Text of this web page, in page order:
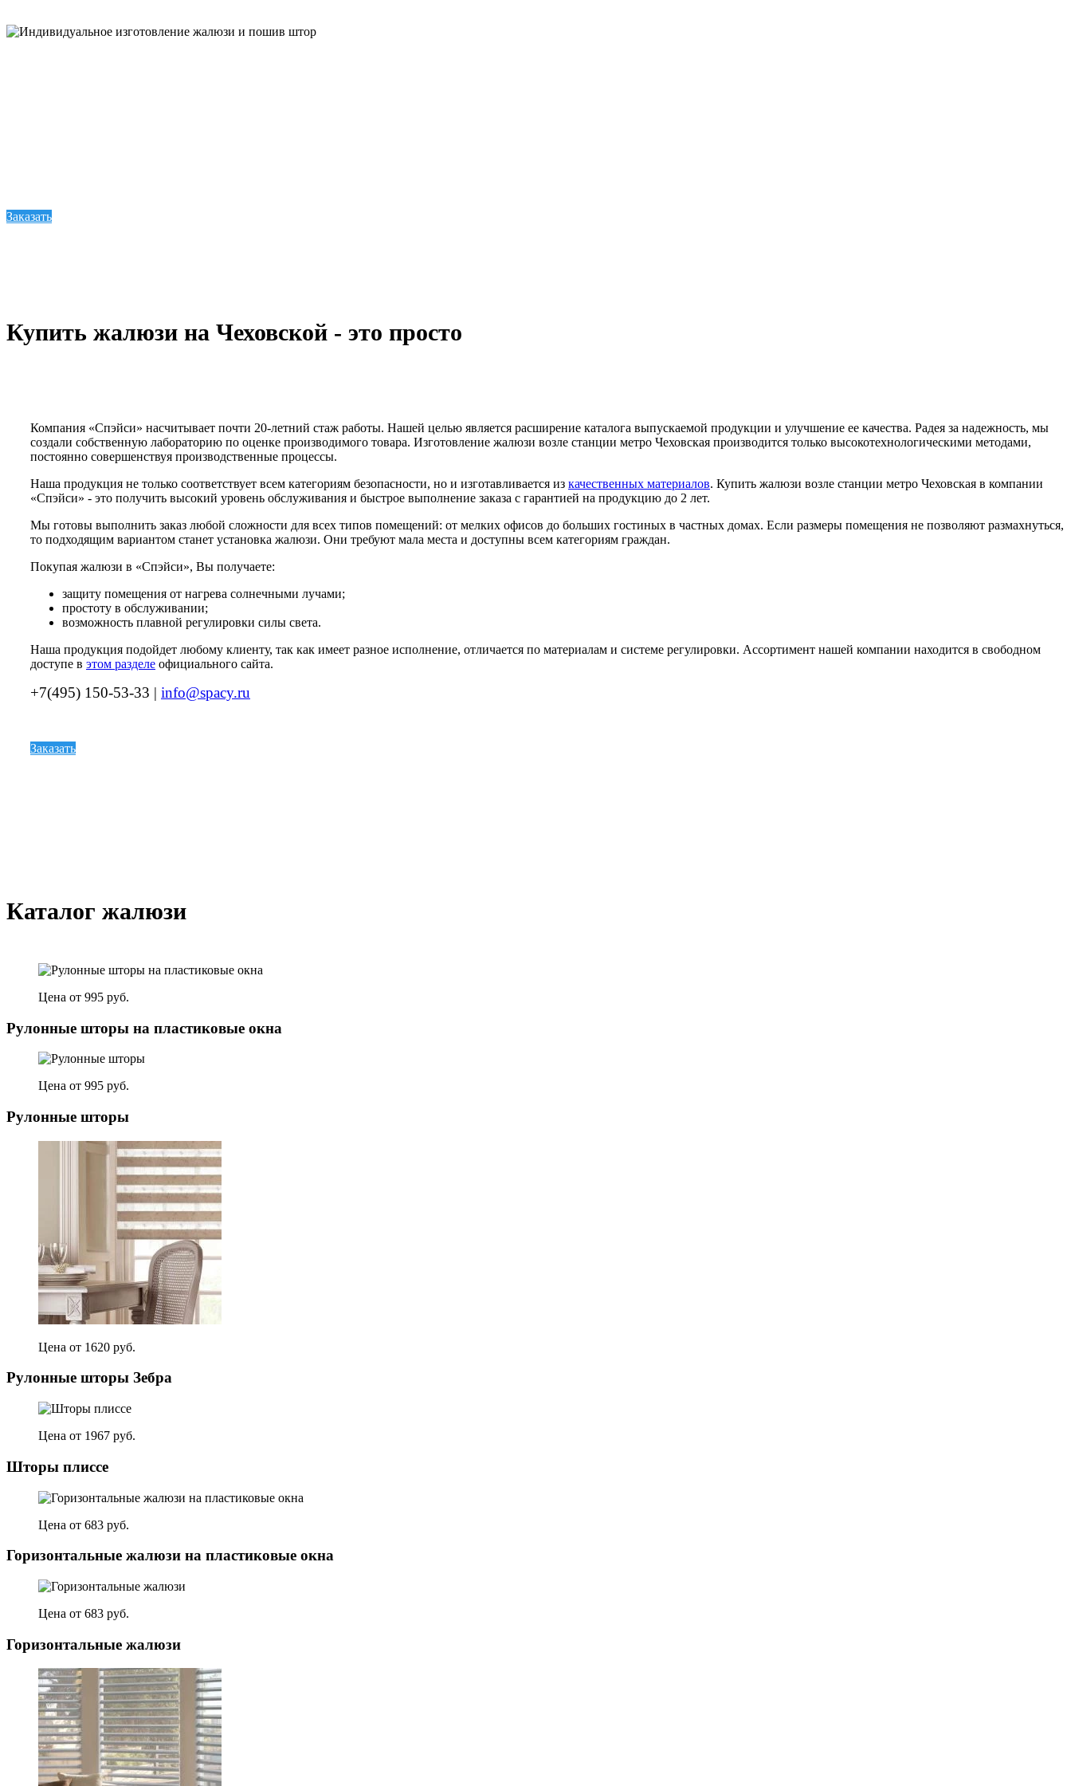
Заказать
Купить жалюзи на Чеховской - это просто
Компания «Спэйси» насчитывает почти 20-летний стаж работы. Нашей целью является расширение каталога выпускаемой продукции и улучшение ее качества. Радея за надежность, мы
создали собственную лабораторию по оценке производимого товара. Изготовление жалюзи возле станции метро Чеховская производится только высокотехнологическими методами,
постоянно совершенствуя производственные процессы.
Наша продукция не только соответствует всем категориям безопасности, но и изготавливается из качественных материалов. Купить жалюзи возле станции метро Чеховская в компании
«Спэйси» - это получить высокий уровень обслуживания и быстрое выполнение заказа с гарантией на продукцию до 2 лет.
Мы готовы выполнить заказ любой сложности для всех типов помещений: от мелких офисов до больших гостиных в частных домах. Если размеры помещения не позволяют размахнуться,
то подходящим вариантом станет установка жалюзи. Они требуют мала места и доступны всем категориям граждан.
Покупая жалюзи в «Спэйси», Вы получаете:
защиту помещения от нагрева солнечными лучами;
простоту в обслуживании;
возможность плавной регулировки силы света.
Наша продукция подойдет любому клиенту, так как имеет разное исполнение, отличается по материалам и системе регулировки. Ассортимент нашей компании находится в свободном
доступе в этом разделе официального сайта.
+7(495) 150-53-33 | info@spacy.ru
Заказать
Каталог жалюзи
Цена от 995 руб.
Рулонные шторы на пластиковые окна
Цена от 995 руб.
Рулонные шторы
Цена от 1620 руб.
Рулонные шторы Зебра
Цена от 1967 руб.
Шторы плиссе
Цена от 683 руб.
Горизонтальные жалюзи на пластиковые окна
Цена от 683 руб.
Горизонтальные жалюзи